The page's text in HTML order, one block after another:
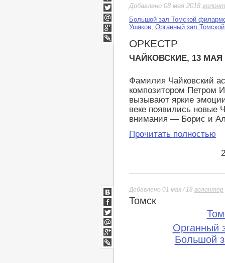
Добавлено 08 мая 2018
Большой зал Томской
Ушаков Органный зал
ОРКЕСТР
ЧАЙКОВСКИЕ, 13 МАЯ
Фамилия Чайковский
композитором Петром
вызывают яркие
веке появились новые
внимания — Борис и
Прочитать полностью
Facebook
Twitter
Мой
Мир
Google+
LiveJournal
Добавлено 01 мая / 18 волонтер
Томск
Органный
Большой
ВКонтакте
Facebook
Twitter
Мой
Мир
Google+
lj